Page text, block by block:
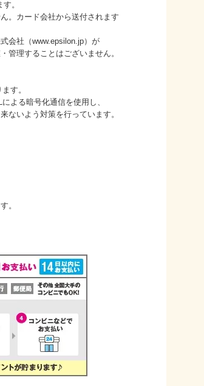
。
カード会社から送付されます
社（www.epsilon.jp）が
することはございません。
す。
る暗号化通信を使用し、
いよう対策を行っています。
。